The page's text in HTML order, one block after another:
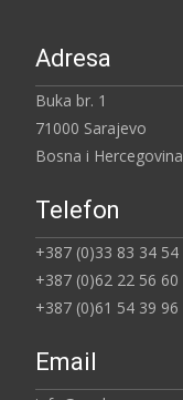
Adresa
Buka br. 1
71000 Sarajevo
Bosna i Hercegovina
Telefon
+387 (0)33 83 34 54
+387 (0)62 22 56 60
+387 (0)61 54 39 96
Email